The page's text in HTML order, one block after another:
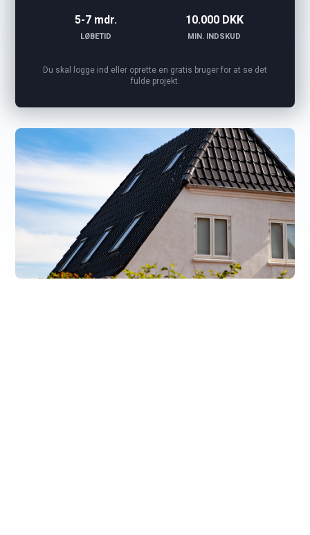
5-7 mdr.
LØBETID
10.000 DKK
MIN. INDSKUD
Du skal logge ind eller oprette en gratis bruger for at se det
fulde projekt.